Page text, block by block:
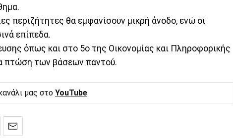
περιζήτητες θα εμφανίσουν μικρή άνοδο, ενώ οι
επίπεδα.
όπως και στο 5ο της Οικονομίας και Πληροφορικής
πτώση των βάσεων παντού.
μας στο YouTube